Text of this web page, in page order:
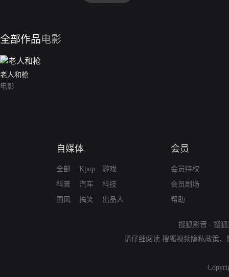
全部作品电影
老人和枪
电影
自媒体
全部
科普
国风
Kpop
汽车
搞笑
游戏
科技
出品人
会员
会员特权
会员剧场
帮助
搜狐影音 - 搜
请仔细阅读 搜狐视频隐私政策、